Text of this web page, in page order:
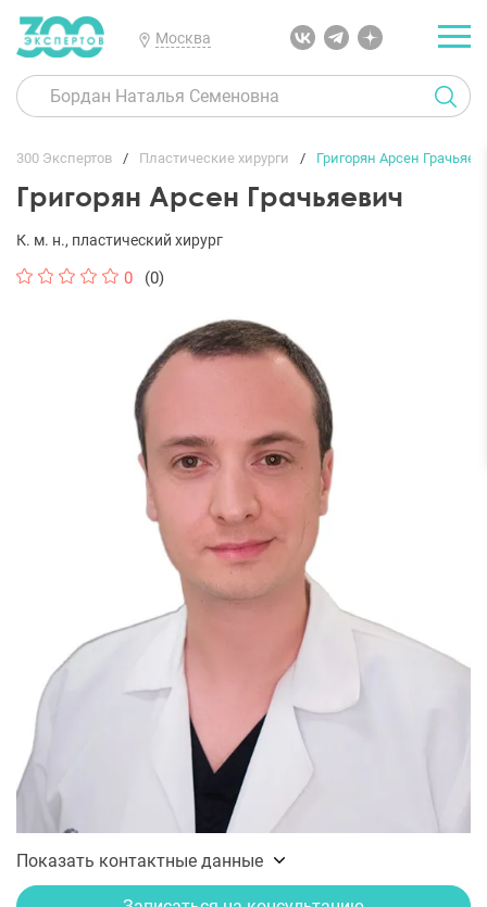
Москва
300 Экспертов Пластические хирурги Григорян Арсен
Григорян Арсен Грачьяевич
К. м. н., пластический хирург
0 (0)
Показать контактные данные